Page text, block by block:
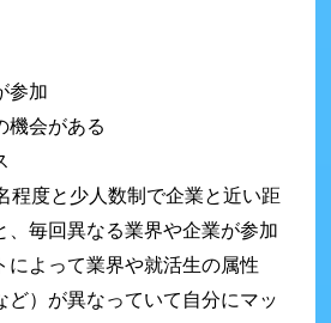
参加
機会がある
程度と少人数制で企業と近い距
、毎回異なる業界や企業が参加
によって業界や就活生の属性
ど）が異なっていて自分にマッ